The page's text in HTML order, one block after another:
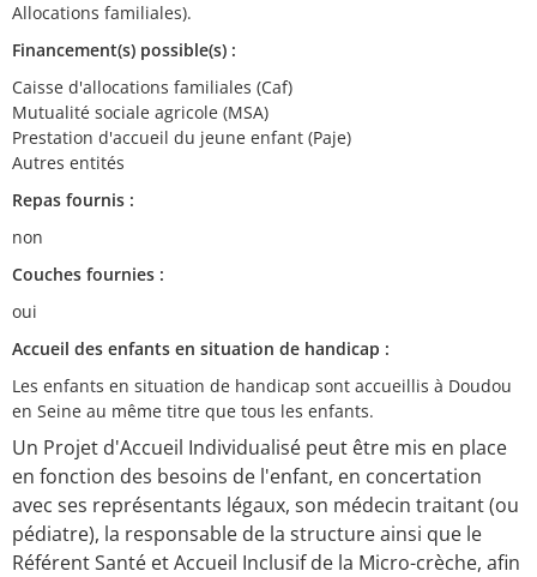
Allocations familiales).
Financement(s) possible(s) :
Caisse d'allocations familiales (Caf)
Mutualité sociale agricole (MSA)
Prestation d'accueil du jeune enfant (Paje)
Autres entités
Repas fournis :
non
Couches fournies :
oui
Accueil des enfants en situation de handicap :
Les enfants en situation de handicap sont accueillis à Doudou
en Seine au même titre que tous les enfants.
Un Projet d'Accueil Individualisé peut être mis en place
en fonction des besoins de l'enfant, en concertation
avec ses représentants légaux, son médecin traitant (ou
pédiatre), la responsable de la structure ainsi que le
Référent Santé et Accueil Inclusif de la Micro-crèche, afin